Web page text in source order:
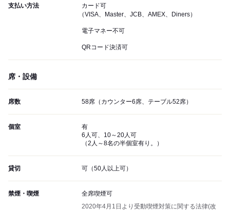
支払い方法
カード可
（VISA、Master、JCB、AMEX、Diners）
電子マネー不可
QRコード決済可
席・設備
席数 58席（カウンター6席、テーブル52席）
個室
有
6人可、10～20人可
（2人～8名の半個室有り。）
貸切 可（50人以上可）
禁煙・喫煙
全席喫煙可
2020年4月1日より受動喫煙対策に関する法律(改